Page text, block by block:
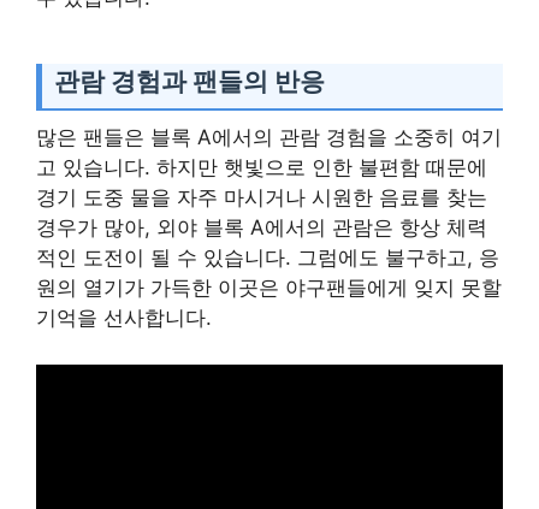
관람 경험과 팬들의 반응
많은 팬들은 블록 A에서의 관람 경험을 소중히 여기
고 있습니다. 하지만 햇빛으로 인한 불편함 때문에
경기 도중 물을 자주 마시거나 시원한 음료를 찾는
경우가 많아, 외야 블록 A에서의 관람은 항상 체력
적인 도전이 될 수 있습니다. 그럼에도 불구하고, 응
원의 열기가 가득한 이곳은 야구팬들에게 잊지 못할
기억을 선사합니다.